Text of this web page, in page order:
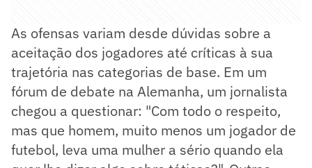
As ofensas variam desde dúvidas sobre a
aceitação dos jogadores até críticas à sua
trajetória nas categorias de base. Em um
fórum de debate na Alemanha, um jornalista
chegou a questionar: "Com todo o respeito,
mas que homem, muito menos um jogador de
futebol, leva uma mulher a sério quando ela